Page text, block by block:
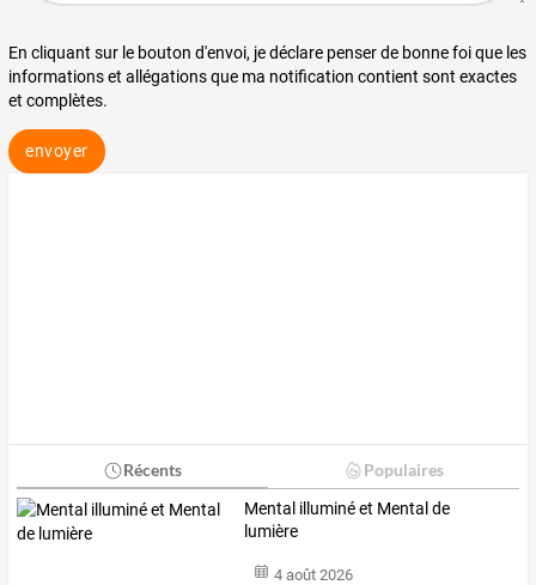
En cliquant sur le bouton d'envoi, je déclare penser de bonne foi que les
informations et allégations que ma notification contient sont exactes
et complètes.
envoyer
Récents Populaires
Mental illuminé et Mental de
lumière
4 août 2026